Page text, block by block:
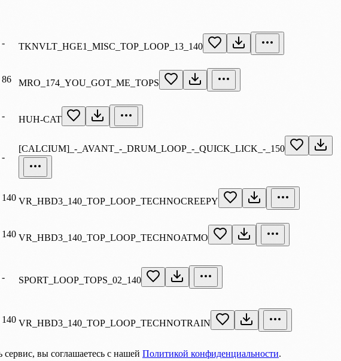
- TKNVLT_HGE1_MISC_TOP_LOOP_13_140
86 MRO_174_YOU_GOT_ME_TOPS
- HUH-CAT
-
[CALCIUM]_-_AVANT_-_DRUM_LOOP_-_QUICK_LICK_-_150
140 VR_HBD3_140_TOP_LOOP_TECHNOCREEPY
140 VR_HBD3_140_TOP_LOOP_TECHNOATMO
- SPORT_LOOP_TOPS_02_140
140 VR_HBD3_140_TOP_LOOP_TECHNOTRAIN
вы соглашаетесь с нашей Политикой конфиденциальности.